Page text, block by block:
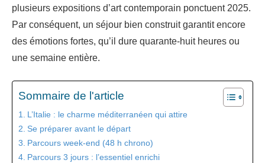
plusieurs expositions d’art contemporain ponctuent 2025.
Par conséquent, un séjour bien construit garantit encore
des émotions fortes, qu’il dure quarante-huit heures ou
une semaine entière.
Sommaire de l'article
L’Italie : le charme méditerranéen qui attire
Se préparer avant le départ
Parcours week-end (48 h chrono)
Parcours 3 jours : l’essentiel enrichi